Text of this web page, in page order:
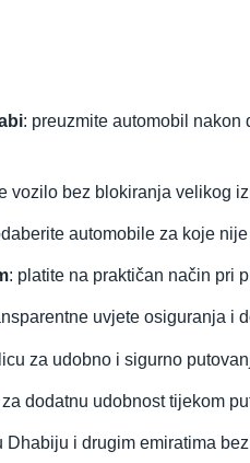
: preuzmite automobil
vozilo bez blokiranja velikog
automobile za koje
: platite na praktičan način pri
uvjete osiguranja i
za udobno i sigurno
dodatnu udobnost tijekom
Dhabiju i drugim emiratima